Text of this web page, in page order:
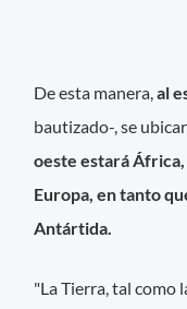
De esta manera,al
bautizado-, se
oeste estará
Europa, en tanto
Antártida.
"La Tierra, tal como